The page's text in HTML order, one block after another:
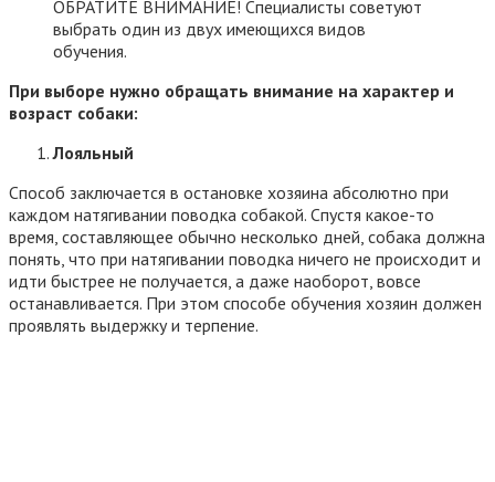
ОБРАТИТЕ ВНИМАНИЕ! Специалисты советуют
выбрать один из двух имеющихся видов
обучения.
При выборе нужно обращать внимание на характер и
возраст собаки:
Лояльный
Способ заключается в остановке хозяина абсолютно при
каждом натягивании поводка собакой. Спустя какое-то
время, составляющее обычно несколько дней, собака должна
понять, что при натягивании поводка ничего не происходит и
идти быстрее не получается, а даже наоборот, вовсе
останавливается. При этом способе обучения хозяин должен
проявлять выдержку и терпение.